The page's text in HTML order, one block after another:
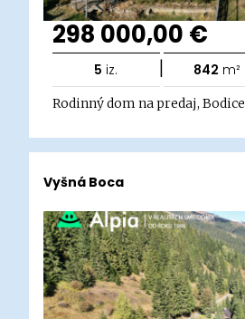
298 000,00 €
5 iz. | 842 m²
Rodinný dom na predaj, Bodice
Vyšná Boca